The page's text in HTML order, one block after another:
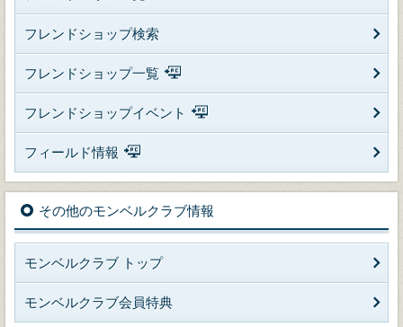
フレンドショップ検索
フレンドショップ一覧
フレンドショップイベント
フィールド情報
その他のモンベルクラブ情報
モンベルクラブ トップ
モンベルクラブ会員特典